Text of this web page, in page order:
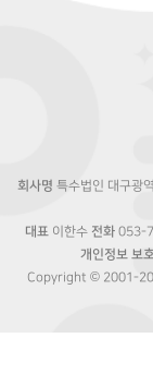
회사명 특수법인 대구광
대표이한수 전화053-
개인정보 보
Copyright © 2001-